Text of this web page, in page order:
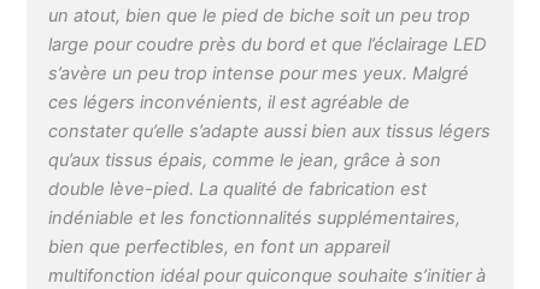
transporter aisément.
Idéale pour les cours de
couture simples ou
créatifs. Avec la machine
à coudre Brother JX17FE
en Edition Limitée, tout
travail de couture et
créatif sera réalisé
simplement et
rapidement [BRAS
LIBRE] Cette
un atout, bien que le pied de biche soit un peu trop
large pour coudre près du bord et que l’éclairage LED
s’avère un peu trop intense pour mes yeux. Malgré
ces légers inconvénients, il est agréable de
constater qu’elle s’adapte aussi bien aux tissus légers
qu’aux tissus épais, comme le jean, grâce à son
double lève-pied. La qualité de fabrication est
indéniable et les fonctionnalités supplémentaires,
bien que perfectibles, en font un appareil
multifonction idéal pour quiconque souhaite s’initier à